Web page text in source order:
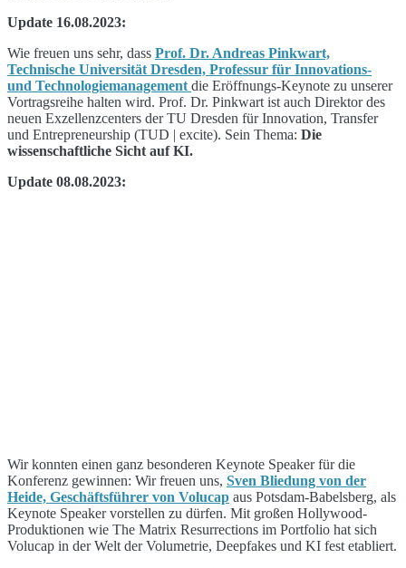
Update 16.08.2023:
Wie freuen uns sehr, dass Prof. Dr. Andreas Pinkwart,
Technische Universität Dresden, Professur für Innovations-
und Technologiemanagement die Eröffnungs-Keynote zu unserer
Vortragsreihe halten wird. Prof. Dr. Pinkwart ist auch Direktor des
neuen Exzellenzcenters der TU Dresden für Innovation, Transfer
und Entrepreneurship (TUD | excite). Sein Thema: Die
wissenschaftliche Sicht auf KI.
Update 08.08.2023:
Wir konnten einen ganz besonderen Keynote Speaker für die
Konferenz gewinnen: Wir freuen uns, Sven Bliedung von der
Heide, Geschäftsführer von Volucap aus Potsdam-Babelsberg, als
Keynote Speaker vorstellen zu dürfen. Mit großen Hollywood-
Produktionen wie The Matrix Resurrections im Portfolio hat sich
Volucap in der Welt der Volumetrie, Deepfakes und KI fest etabliert.